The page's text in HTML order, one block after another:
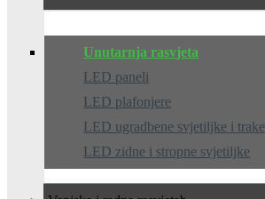
Unutarnja rasvjeta
LED paneli
LED plafonjere
LED ugradbene svjetiljke i trake
LED zidne i stropne svjetiljke